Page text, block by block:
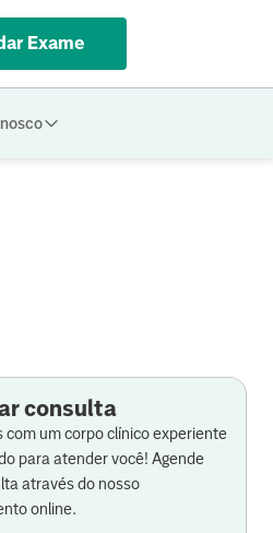
Exame
consulta
com um corpo clínico experiente
para atender você! Agende
através do nosso
online.